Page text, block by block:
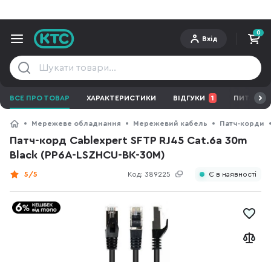
Вхід
0
ВСЕ ПРО ТОВАР ХАРАКТЕРИСТИКИ ВІДГУКИ 1 ПИТАННЯ
Мережеве обладнання Мережевий кабель Патч-корди
Патч-корд Cablexpert SFTP RJ45 Cat.6a 30m
Black (PP6A-LSZHCU-BK-30M)
Код: 389225
5/5 Є в наявності